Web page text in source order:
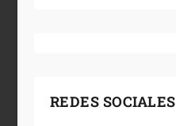
REDES SOCIALES